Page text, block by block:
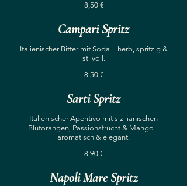
8,50 €
Campari Spritz
Italienischer Bitter mit Soda – herb, spritzig &
stilvoll.
8,50 €
Sarti Spritz
Italienischer Aperitivo mit sizilianischen
Blutorangen, Passionsfrucht & Mango –
aromatisch & elegant.
8,90 €
Napoli Mare Spritz